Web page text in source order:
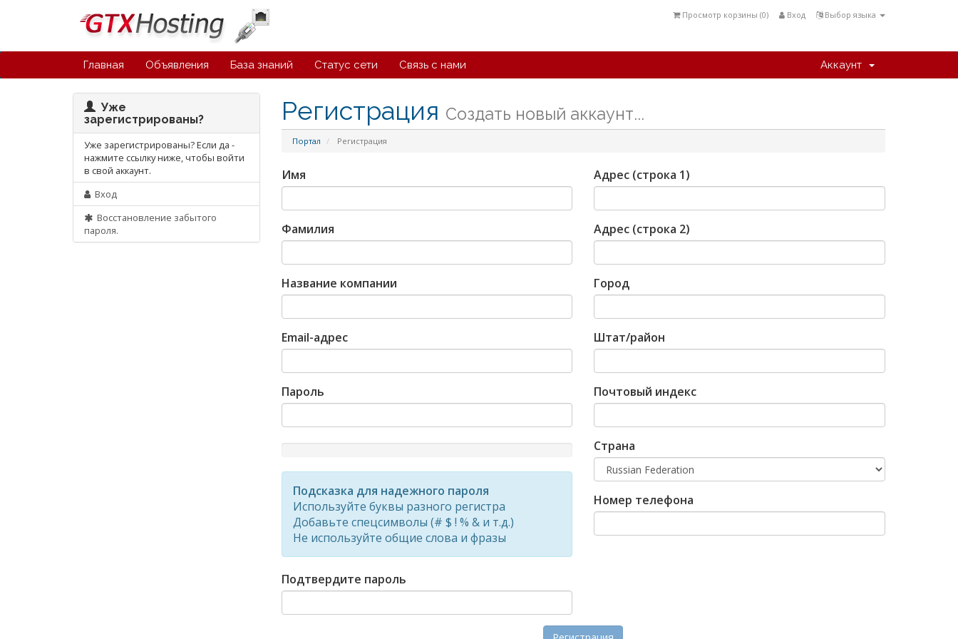
Выбор языка
Вход
Просмотр корзины (0)
Главная Объявления База знаний Статус сети Связь с нами Аккаунт
Регистрация Создать новый аккаунт...
Портал Регистрация
Уже
зарегистрированы?
Уже зарегистрированы? Если да -
нажмите ссылку ниже, чтобы войти
в свой аккаунт.
Вход
Восстановление забытого
пароля.
Имя
Фамилия
Название компании
Email-адрес
Пароль
Rating:
Подсказка для надежного пароля
Используйте буквы разного регистра
Добавьте спецсимволы (# $ ! % & и т.д.)
Не используйте общие слова и фразы
Подтвердите пароль
Адрес (строка 1)
Адрес (строка 2)
Город
Штат/район
Почтовый индекс
Страна
Номер телефона